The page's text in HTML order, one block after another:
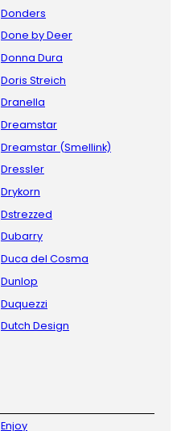
Donders
Done by Deer
Donna Dura
Doris Streich
Dranella
Dreamstar
Dreamstar (Smellink)
Dressler
Drykorn
Dstrezzed
Dubarry
Duca del Cosma
Dunlop
Duquezzi
Dutch Design
Enjoy